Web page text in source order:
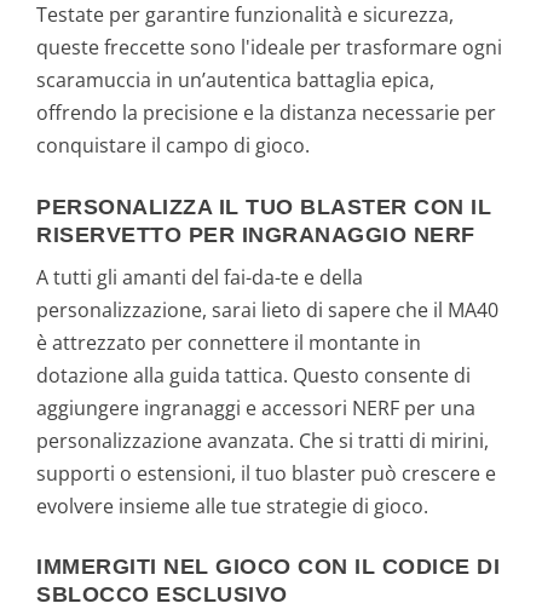
Testate per garantire funzionalità e sicurezza,
queste freccette sono l'ideale per trasformare ogni
scaramuccia in un’autentica battaglia epica,
offrendo la precisione e la distanza necessarie per
conquistare il campo di gioco.
PERSONALIZZA IL TUO BLASTER CON IL
RISERVETTO PER INGRANAGGIO NERF
A tutti gli amanti del fai-da-te e della
personalizzazione, sarai lieto di sapere che il MA40
è attrezzato per connettere il montante in
dotazione alla guida tattica. Questo consente di
aggiungere ingranaggi e accessori NERF per una
personalizzazione avanzata. Che si tratti di mirini,
supporti o estensioni, il tuo blaster può crescere e
evolvere insieme alle tue strategie di gioco.
IMMERGITI NEL GIOCO CON IL CODICE DI
SBLOCCO ESCLUSIVO